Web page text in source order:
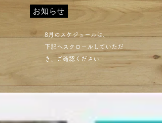
お知らせ
​8月のスケジュールは、
下記へスクロールしていただ
き、ご確認ください​